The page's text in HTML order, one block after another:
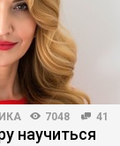
7048 41
научиться